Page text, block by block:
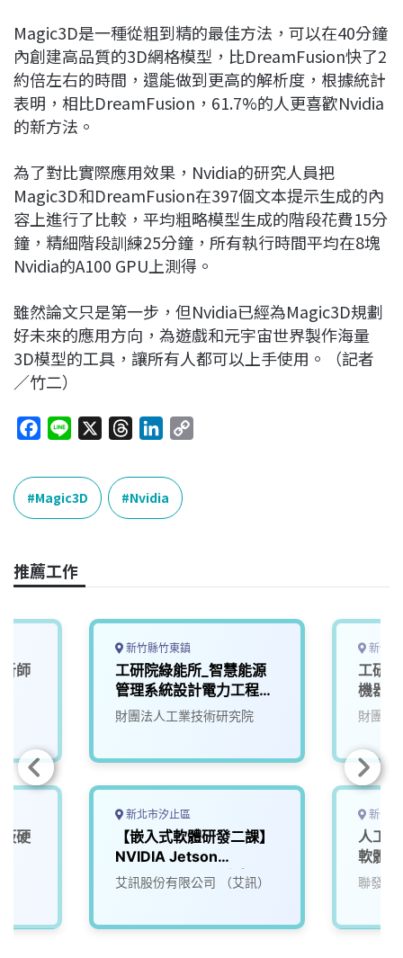
Magic3D是一種從粗到精的最佳方法，可以在40分鐘
內創建高品質的3D網格模型，比DreamFusion快了2
約倍左右的時間，還能做到更高的解析度，根據統計
表明，相比DreamFusion，61.7%的人更喜歡Nvidia
的新方法。
為了對比實際應用效果，Nvidia的研究人員把
Magic3D和DreamFusion在397個文本提示生成的內
容上進行了比較，平均粗略模型生成的階段花費15分
鐘，精細階段訓練25分鐘，所有執行時間平均在8塊
Nvidia的A100 GPU上測得。
雖然論文只是第一步，但Nvidia已經為Magic3D規劃
好未來的應用方向，為遊戲和元宇宙世界製作海量
3D模型的工具，讓所有人都可以上手使用。（記者
／竹二）
c
e
b
o
k
n
e
r
e
a
n
k
e
n
k
Magic3D Nvidia
推薦工作
師
硬
新竹縣竹東鎮
工研院綠能所_智慧能源
管理系統設計電力工程師
(U200)
財團法人工業技術研究院
新北市汐止區
【嵌入式軟體研發二課】
NVIDIA Jetson
Platform BSP 工程師
艾訊股份有限公司 （艾訊）
新竹
工研
機器
財團法
新竹
人工
軟體
聯發科